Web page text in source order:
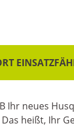
Ihr neues
heißt, Ihr